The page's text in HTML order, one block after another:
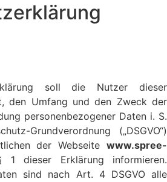
soll die Nutzer dieser
den Umfang und den Zweck der
personenbezogener Daten i. S.
Grundverordnung („DSGVO“)
der Webseite www.spree-
dieser Erklärung informieren.
sind nach Art. 4 DSGVO alle